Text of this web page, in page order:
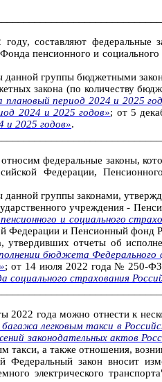
составляют федеральные
пенсионного и
данной группы бюджетными
закона (по количеству
период 2024 и 2025
2024 и 2025 годов»; от 5
и 2025 годов».
федеральные законы,
Федерации,
данной группы законами,
учреждения -
и социального
Федерации и Пенсионный фонд
отчеты об
бюджета Федерального
; от 14 июля 2022 года № 250-
страхования
2022 года можно отнести к
легковым такси в
законодательных актов
такси, а также отношения,
Федеральный закон вносит
электрического